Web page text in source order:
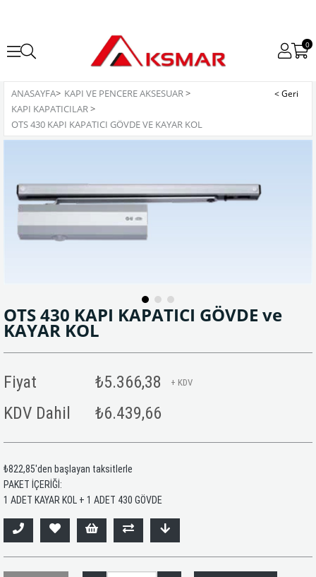
0
ANASAYFA> KAPI VE PENCERE AKSESUAR>
KAPI KAPATICILAR>
OTS 430 KAPI KAPATICI GÖVDE VE KAYAR KOL
OTS 430 KAPI KAPATICI GÖVDE ve
KAYAR KOL
Fiyat ₺5.366,38 + KDV
KDV Dahil ₺6.439,66
₺822,85'den başlayan taksitlerle
PAKET İÇERİĞİ:
1 ADET KAYAR KOL + 1 ADET 430 GÖVDE